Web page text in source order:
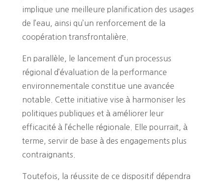
implique une meilleure planification des usages
de l’eau, ainsi qu’un renforcement de la
coopération transfrontalière.
En parallèle, le lancement d’un processus
régional d’évaluation de la performance
environnementale constitue une avancée
notable. Cette initiative vise à harmoniser les
politiques publiques et à améliorer leur
efficacité à l’échelle régionale. Elle pourrait, à
terme, servir de base à des engagements plus
contraignants.
Toutefois, la réussite de ce dispositif dépendra